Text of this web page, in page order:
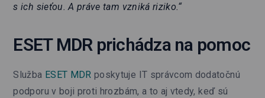
s ich sieťou. A práve tam vzniká riziko.“
ESET MDR prichádza na pomoc
Služba ESET MDR poskytuje IT správcom dodatočnú
podporu v boji proti hrozbám, a to aj vtedy, keď sú